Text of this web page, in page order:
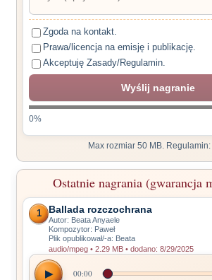
Ostatnie nagrania (gwarancja
1 Ballada rozczochrana
Autor: Beata Anyaele
Kompozytor: Paweł
Plik opublikował/-a: Beata
audio/mpeg • 2.29 MB • dodano: 8/29/2025
▶ 00:00